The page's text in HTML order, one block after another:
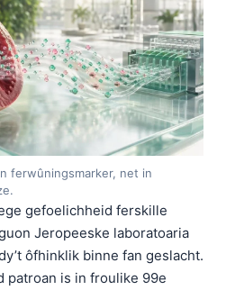
ferwûningsmarker, net in
gefoelichheid ferskille
Jeropeeske laboratoaria
ôfhinklik binne fan geslacht.
patroan is in froulike 99e